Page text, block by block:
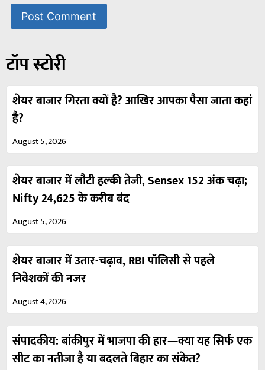
टॉप स्टोरी
शेयर बाजार गिरता क्यों है? आखिर आपका पैसा जाता कहां
है?
August 5, 2026
शेयर बाजार में लौटी हल्की तेजी, Sensex 152 अंक चढ़ा;
Nifty 24,625 के करीब बंद
August 5, 2026
शेयर बाजार में उतार-चढ़ाव, RBI पॉलिसी से पहले
निवेशकों की नजर
August 4, 2026
संपादकीय: बांकीपुर में भाजपा की हार—क्या यह सिर्फ एक
सीट का नतीजा है या बदलते बिहार का संकेत?